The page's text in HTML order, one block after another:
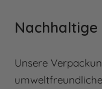
Unsere